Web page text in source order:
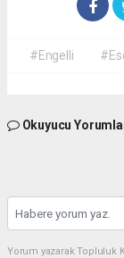
#Engelli
Okuyucu
Yorum yazarak Topluluk